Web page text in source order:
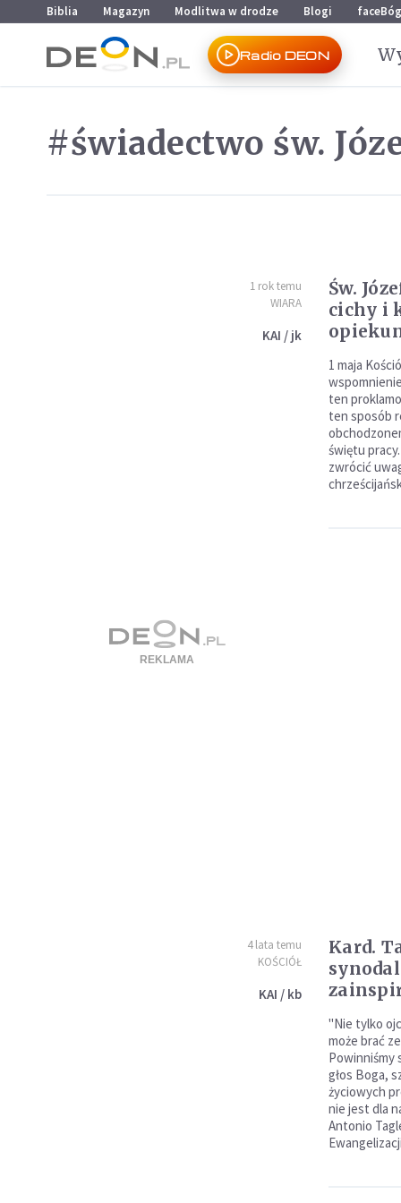
Przejdź do menu głównego
Przejdź do treści
Biblia Magazyn Modlitwa w drodze Blogi faceBóg
Radio DEON
#świadectwo św.
1 rok temu
WIARA
KAI / jk
Św. Józef rzemieślnik –
cichy i
1 maja
ten
ten sposób
świętu
zwrócić
4 lata temu
KOŚCIÓŁ
KAI / kb
Kard.
"Nie tylko
może brać
Powinniśmy
głos Boga,
życiowych
nie jest dla
Antonio